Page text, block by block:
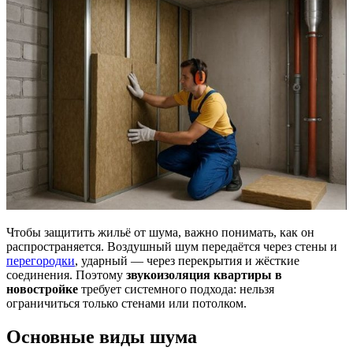
Чтобы защитить жильё от шума, важно понимать, как он
распространяется. Воздушный шум передаётся через стены и
перегородки, ударный — через перекрытия и жёсткие
соединения. Поэтому звукоизоляция квартиры в
новостройке требует системного подхода: нельзя
ограничиться только стенами или потолком.
Основные виды шума